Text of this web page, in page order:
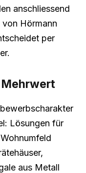
anschliessend
Hörmann
per
Lösungen für
aus Metall